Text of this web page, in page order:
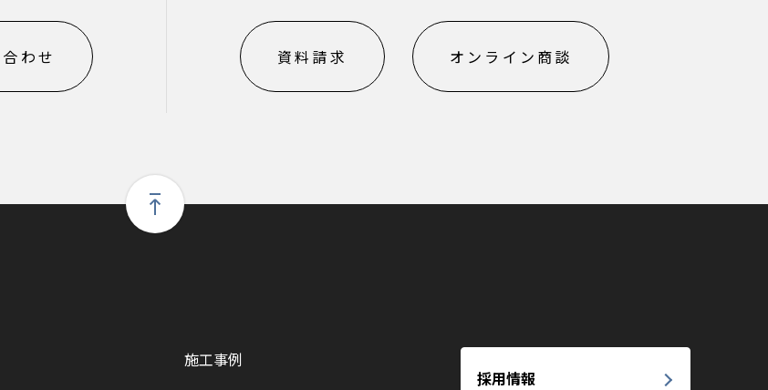
わせ 資料請求 オンライン商談
施工事例
採用情報